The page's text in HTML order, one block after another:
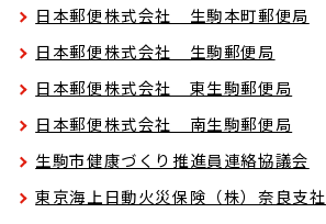
日本郵便株式会社 生駒本町郵便局
日本郵便株式会社 生駒郵便局
日本郵便株式会社 東生駒郵便局
日本郵便株式会社 南生駒郵便局
生駒市健康づくり推進員連絡協議会
東京海上日動火災保険（株）奈良支社